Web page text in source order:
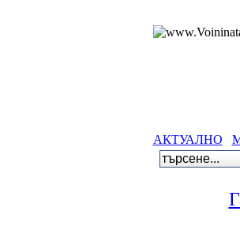
АКТУАЛНО